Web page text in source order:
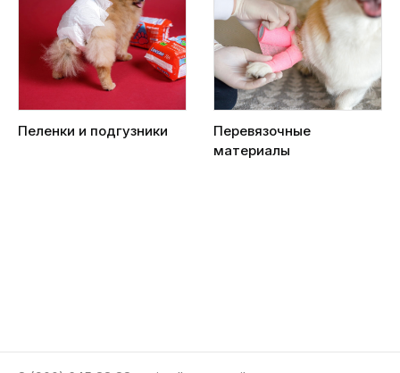
Пеленки и подгузники
Перевязочные
материалы